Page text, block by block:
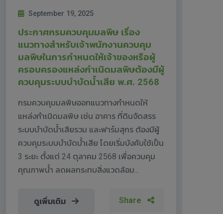
September 19, 2025
ประกาศกรมควบคุมมลพิษ เรื่อง
แนวทางสำหรับเจ้าพนักงานควบคุม
มลพิษในการกำหนดให้เจ้าของหรือผู้
ครอบครองแหล่งกำเนิดมลพิษต้องมีผู้
ควบคุมระบบบำบัดน้ำเสีย พ.ศ. 2568
กรมควบคุมมลพิษออกแนวทางกำหนดให้
แหล่งกำเนิดมลพิษ เช่น อาคาร ที่ดินจัดสรร
ระบบบำบัดน้ำเสียรวม และฟาร์มสุกร ต้องมีผู้
ควบคุมระบบบำบัดน้ำเสีย โดยเริ่มบังคับใช้เป็น
3 ระยะ ตั้งแต่ 24 ตุลาคม 2568 เพื่อควบคุม
คุณภาพน้ำ ลดผลกระทบสิ่งแวดล้อม...
ดูเพิ่มเติม Share